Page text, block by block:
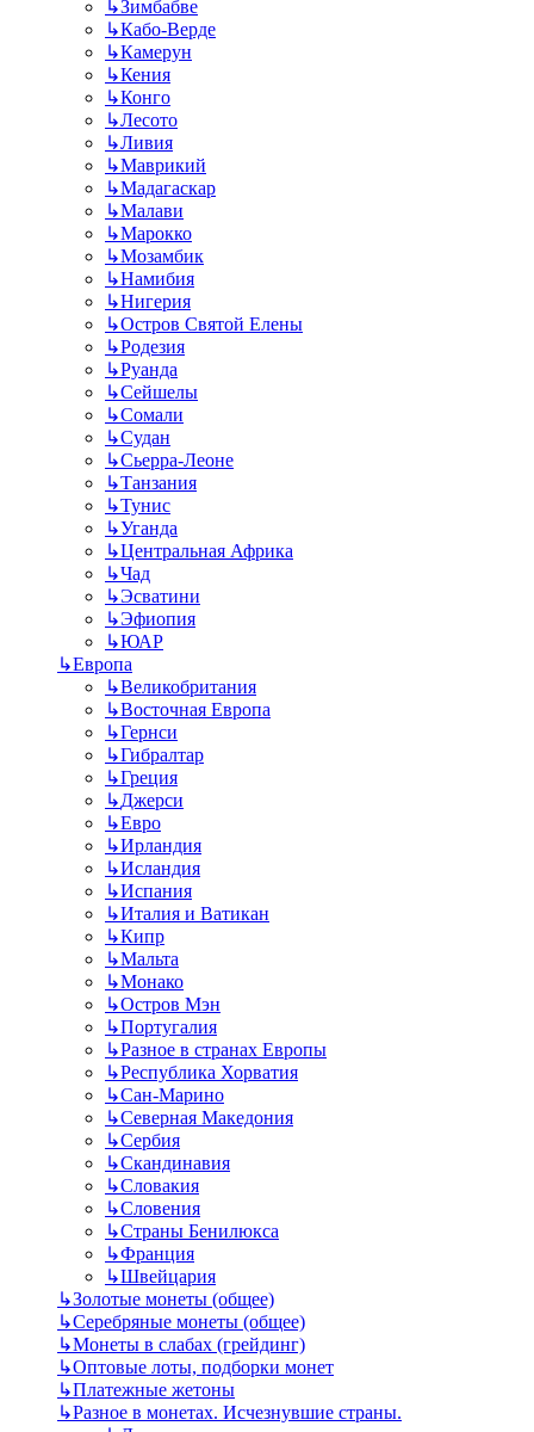
↳Зимбабве
↳Кабо-Верде
↳Камерун
↳Кения
↳Конго
↳Лесото
↳Ливия
↳Маврикий
↳Мадагаскар
↳Малави
↳Марокко
↳Мозамбик
↳Намибия
↳Нигерия
↳Остров Святой Елены
↳Родезия
↳Руанда
↳Сейшелы
↳Сомали
↳Судан
↳Сьерра-Леоне
↳Танзания
↳Тунис
↳Уганда
↳Центральная Африка
↳Чад
↳Эсватини
↳Эфиопия
↳ЮАР
↳Европа
↳Великобритания
↳Восточная Европа
↳Гернси
↳Гибралтар
↳Греция
↳Джерси
↳Евро
↳Ирландия
↳Исландия
↳Испания
↳Италия и Ватикан
↳Кипр
↳Мальта
↳Монако
↳Остров Мэн
↳Португалия
↳Разное в странах Европы
↳Республика Хорватия
↳Сан-Марино
↳Северная Македония
↳Сербия
↳Скандинавия
↳Словакия
↳Словения
↳Страны Бенилюкса
↳Франция
↳Швейцария
↳Золотые монеты (общее)
↳Серебряные монеты (общее)
↳Монеты в слабах (грейдинг)
↳Оптовые лоты, подборки монет
↳Платежные жетоны
↳Разное в монетах. Исчезнувшие страны.